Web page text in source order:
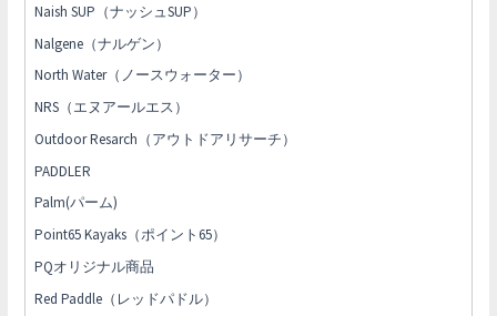
Naish SUP（ナッシュSUP）
Nalgene（ナルゲン）
North Water（ノースウォーター）
NRS（エヌアールエス）
Outdoor Resarch（アウトドアリサーチ）
PADDLER
Palm(パーム)
Point65 Kayaks（ポイント65）
PQオリジナル商品
Red Paddle（レッドパドル）